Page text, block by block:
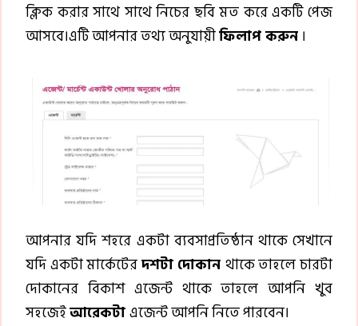
ক্লিক করার সাথে সাথে নিচের ছবি মত করে একটি পেজ
আসবে।এটি আপনার তথ্য অনুযায়ীফিলাপ করুন ।
আপনার যদি শহরে একটা ব্যবসাপ্রতিষ্ঠান থাকে সেখানে
যদি একটা মার্কেটেরদশটা দোকান থাকে তাহলে চারটা
দোকানের বিকাশ এজেন্ট থাকে তাহলে আপনি খুব
সহজেইআরেকটাএজেন্ট আপনি নিতে পারবেন।